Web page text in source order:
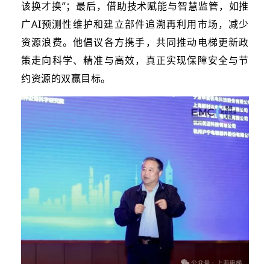
该换才换”；最后，借助技术赋能与智慧监管，如推
广AI预测性维护和建立部件追溯再利用市场，减少
资源浪费。他倡议各方携手，共同推动电梯更新政
策走向科学、精准与高效，真正实现保障安全与节
约资源的双赢目标。